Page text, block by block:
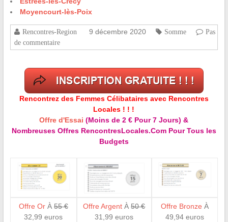
Moyencourt-lès-Poix
Rencontres-Region 9 décembre 2020 Somme
Pas
de commentaire
Rencontrez des Femmes Célibataires avec Rencontres
Locales ! ! !
Offre d'Essai (Moins de 2 € Pour 7 Jours) &
Nombreuses Offres RencontresLocales.Com Pour Tous les
Budgets
Offre OrÀ 55 €
32,99 euros
Offre Argent À50 €
31,99 euros
Offre Bronze À
49,94 euros